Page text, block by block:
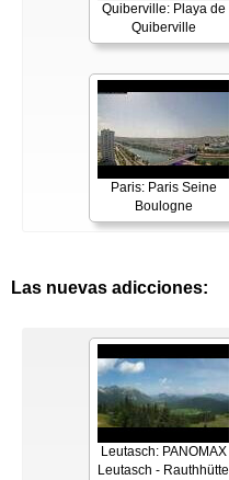
Quiberville: Playa de
Quiberville
Paris: Paris Seine
Boulogne
Las nuevas adicciones:
Leutasch: PANOMAX
Leutasch - Rauthhütte